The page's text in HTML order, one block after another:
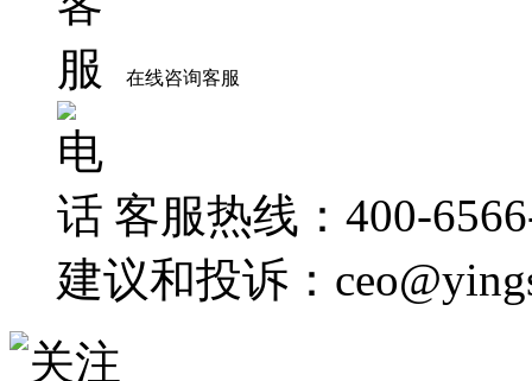
在线咨询客服
客服热线：400-
建议和投诉：